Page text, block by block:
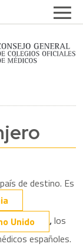
de destino. Es
Unido ,los
españoles.